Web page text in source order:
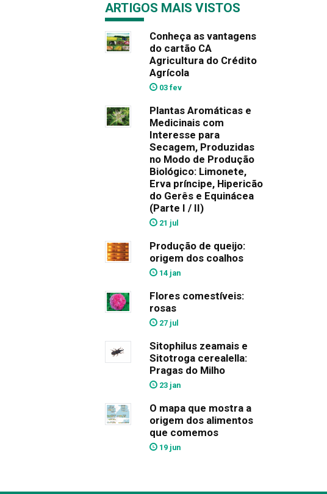
ARTIGOS MAIS VISTOS
Conheça as vantagens
do cartão CA
Agricultura do Crédito
Agrícola
03 fev
Plantas Aromáticas e
Medicinais com
Interesse para
Secagem, Produzidas
no Modo de Produção
Biológico: Limonete,
Erva príncipe, Hipericão
do Gerês e Equinácea
(Parte I / II)
21 jul
Produção de queijo:
origem dos coalhos
14 jan
Flores comestíveis:
rosas
27 jul
Sitophilus zeamais e
Sitotroga cerealella:
Pragas do Milho
23 jan
O mapa que mostra a
origem dos alimentos
que comemos
19 jun